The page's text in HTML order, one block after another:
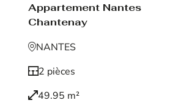
Appartement Nantes
Chantenay
NANTES
2 pièces
49.95 m²